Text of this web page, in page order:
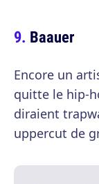
Baauer
Encore un
quitte le hip-
diraient
uppercut de